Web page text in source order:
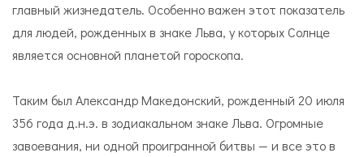
главный жизнедатель. Особенно важен этот показатель
для людей, рожденных в знаке Льва, у которых Солнце
является основной планетой гороскопа.
Таким был Александр Македонский, рожденный 20 июля
356 года д.н.э. в зодиакальном знаке Льва. Огромные
завоевания, ни одной проигранной битвы — и все это в